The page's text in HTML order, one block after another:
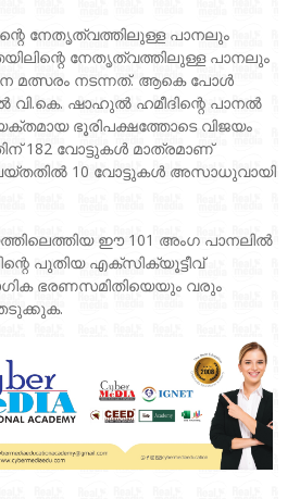
നേതൃത്വത്തിലുള്ള പാനലും
നേതൃത്വത്തിലുള്ള പാനലും
മത്സരം നടന്നത്. ആകെ പോൾ
വി.കെ. ഷാഹുൽ ഹമീദിന്റെ പാനൽ
ഭൂരിപക്ഷത്തോടെ വിജയം
182 വോട്ടുകൾ മാത്രമാണ്
10 വോട്ടുകൾ അസാധുവായി
ഈ 101 അംഗ പാനലിൽ
പുതിയ എക്സിക്യൂട്ടീവ്
ഭരണസമിതിയെയും വരും